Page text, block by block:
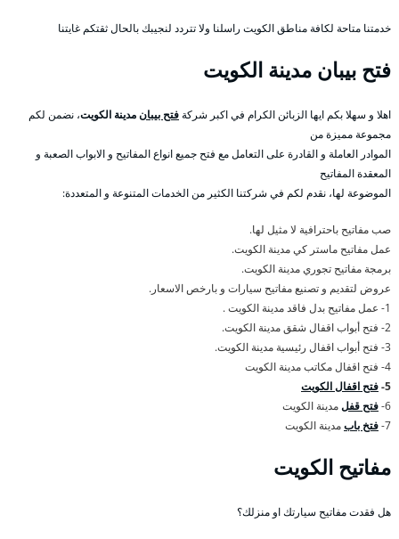
خدمتنا متاحة لكافة مناطق الكويت راسلنا ولا تتردد لنجيبك بالحال ثقتكم غايتنا
فتح بيبان مدينة الكويت
اهلا و سهلا بكم ايها الزبائن الكرام في اكبر شركةفتح بيبانمدينة الكويت، نضمن لكم
مجموعة مميزة من
الموادر العاملة و القادرة على التعامل مع فتح جميع انواع المفاتيح و الابواب الصعبة و
المعقدة المفاتيح
الموضوعة لها، نقدم لكم في شركتنا الكثير من الخدمات المتنوعة و المتعددة:
صب مفاتيح باحترافية لا مثيل لها.
عمل مفاتيح ماستر كي مدينة الكويت.
برمجة مفاتيح تجوري مدينة الكويت.
عروض لتقديم و تصنيع مفاتيح سيارات و بارخص الاسعار.
1- عمل مفاتيح بدل فاقد مدينة الكويت .
2- فتح أبواب اقفال شقق مدينة الكويت.
3- فتح أبواب اقفال رئيسية مدينة الكويت.
4- فتح اقفال مكاتب مدينة الكويت
5- فتح اقفال الكويت
6- فتح قفلمدينة الكويت
7- فتخ بابمدينة الكويت
مفاتيح الكويت
هل فقدت مفاتيح سيارتك او منزلك؟